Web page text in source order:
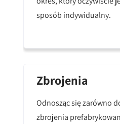
sposób indywidualny.
Zbrojenia
Odnosząc się zarówno
zbrojenia